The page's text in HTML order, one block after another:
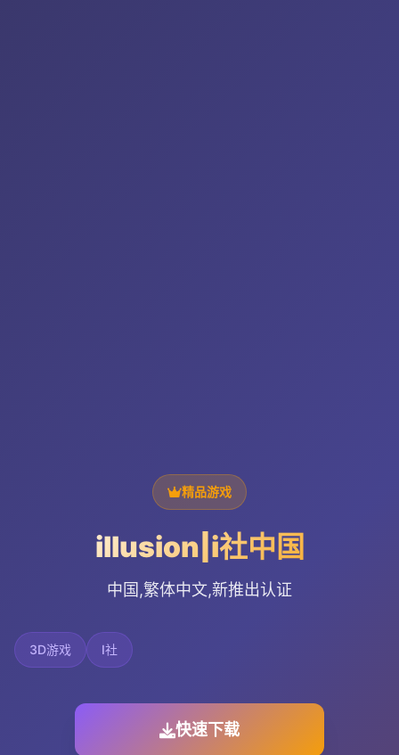
精品游戏
illusion|i社中国
中国,繁体中文,新推出认证
3D游戏 I社
快速下载